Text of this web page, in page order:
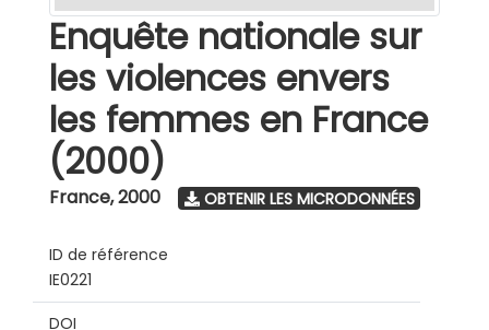
Enquête nationale sur
les violences envers
les femmes en France
(2000)
France,2000 OBTENIR LES MICRODONNÉES
ID de référence
IE0221
DOI